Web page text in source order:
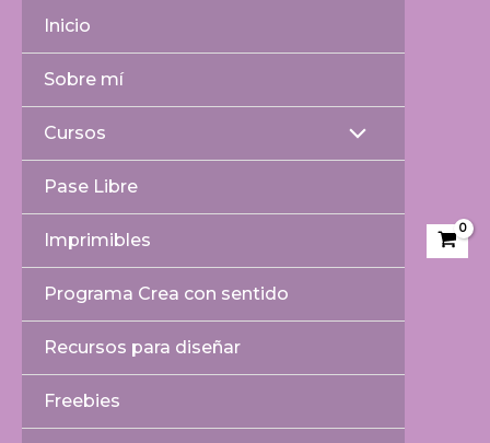
contenido
Inicio
Sobre mí
Cursos Alternar
Pase Libre
Imprimibles
Programa Crea con sentido
Recursos para diseñar
Freebies